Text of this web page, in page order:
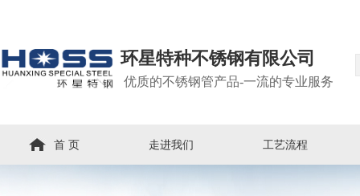
环星特种不锈钢有限公司
优质的不锈钢管产品-一流的专业服务
首 页 走进我们 工艺流程